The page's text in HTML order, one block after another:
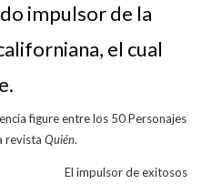
impulsor de la
el cual
figure entre los 50 Personajes
revista Quién.
El impulsor de exitosos